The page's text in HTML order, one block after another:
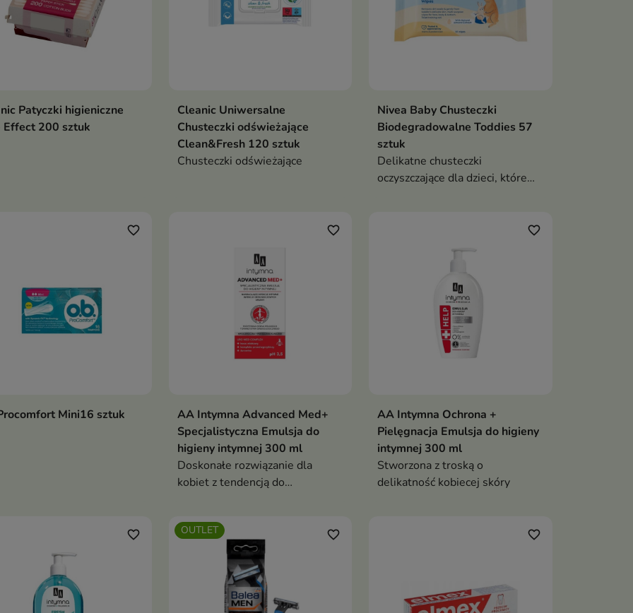
Patyczki higieniczne
Effect 200 sztuk
Cleanic Uniwersalne
Chusteczki odświeżające
Clean&Fresh 120 sztuk
Chusteczki odświeżające
Nivea Baby Chusteczki
Biodegradowalne Toddies 57
sztuk
Delikatne chusteczki
oczyszczające dla dzieci, które
favorite_border
Mini16 sztuk
favorite_border
AA Intymna Advanced Med+
Specjalistyczna Emulsja do
higieny intymnej 300 ml
Doskonałe rozwiązanie dla
kobiet z tendencją do
favorite_border
AA Intymna Ochrona +
Pielęgnacja Emulsja do higieny
intymnej 300 ml
Stworzona z troską o
delikatność kobiecej skóry
favorite_border OUTLET favorite_border favorite_border